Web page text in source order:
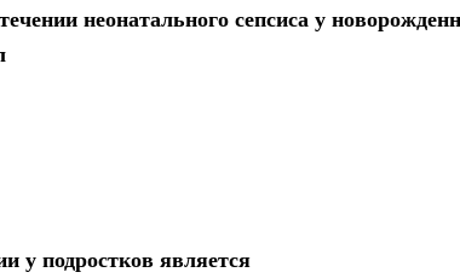
неонатального сепсиса у
у подростков является